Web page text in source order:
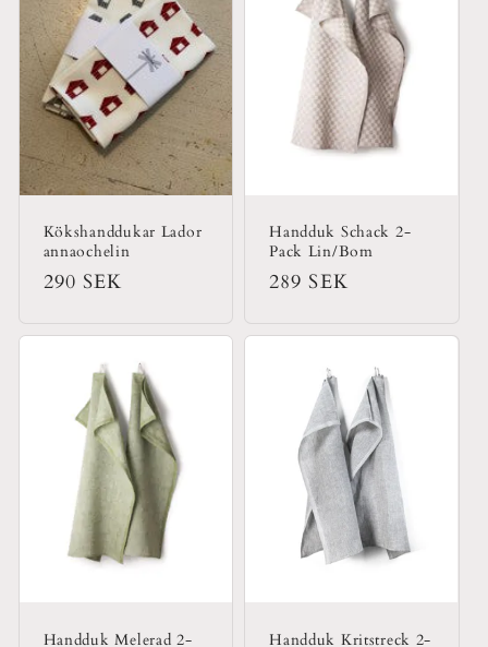
Kökshanddukar Lador
annaochelin
Ordinarie
290 SEK
Handduk Schack 2-
Pack Lin/Bom
Ordinarie
289 SEK
Handduk Melerad 2-
Handduk Kritstreck 2-